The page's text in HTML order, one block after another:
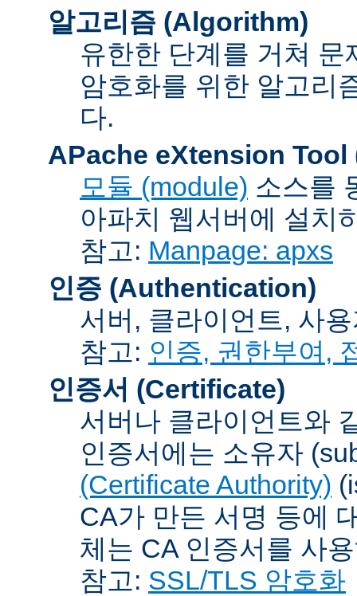
알고리즘 (Algorithm)
유한한 단계를 거쳐
암호화를 위한 알고리
다.
APache eXtension Tool
모듈 (module) 소스를
아파치 웹서버에 설치
참고: Manpage: apxs
인증 (Authentication)
서버, 클라이언트, 사
참고: 인증, 권한부여,
인증서 (Certificate)
서버나 클라이언트와
인증서에는 소유자
(Certificate Authority)
CA가 만든 서명 등에
체는 CA 인증서를 사
참고: SSL/TLS 암호화